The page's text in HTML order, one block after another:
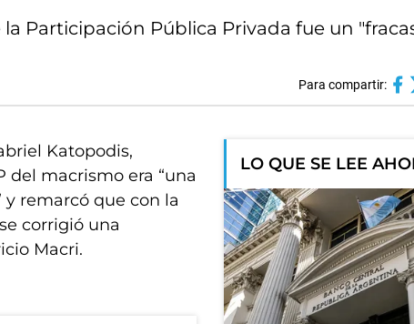
Participación Pública Privada fue un
Para compartir:
Katopodis,
del macrismo era “una
remarcó que con la
corrigió una
Macri.
LO QUE SE LEE